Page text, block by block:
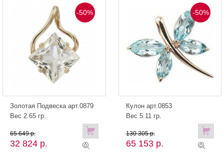
-50%
Золотая Подвеска арт.0879
Вес 2.65 гр.
32 824 р.
65 649 р.
-50%
Кулон арт.0853
Вес 5.11 гр.
65 153 р.
130 305 р.